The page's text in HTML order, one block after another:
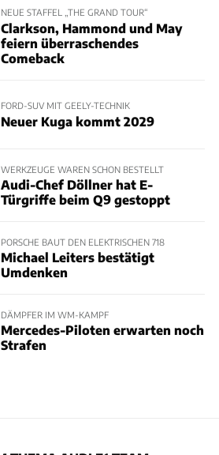
NEUE STAFFEL „THE GRAND TOUR“
Clarkson, Hammond und May
feiern überraschendes
Comeback
FORD-SUV MIT GEELY-TECHNIK
Neuer Kuga kommt 2029
WERKZEUGE WAREN SCHON BESTELLT
Audi-Chef Döllner hat E-
Türgriffe beim Q9 gestoppt
PORSCHE BAUT DEN ELEKTRISCHEN 718
Michael Leiters bestätigt
Umdenken
DÄMPFER IM WM-KAMPF
Mercedes-Piloten erwarten noch
Strafen